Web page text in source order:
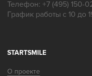
Телефон: +7 (495) 150-
График работы с 10 до
STARTSMILE
О проекте